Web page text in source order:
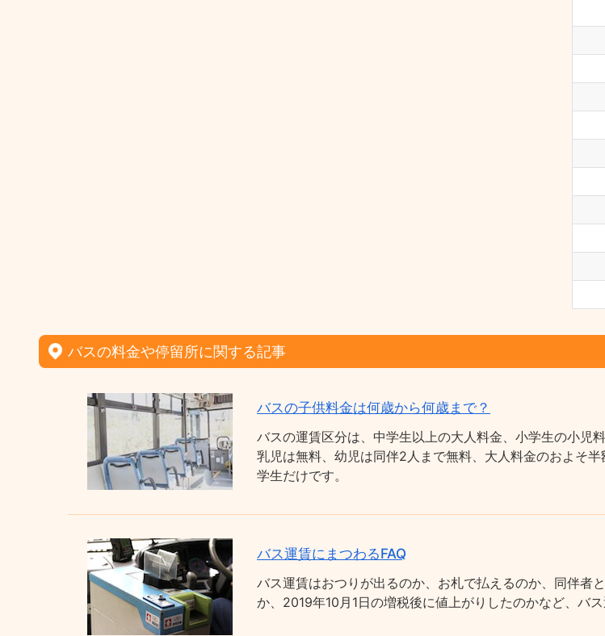
バスの料金や停留所に関する記事
バスの子供料金は何歳から何歳まで？
バスの運賃区分は、中学生以上の大人料金、小学生の小児
乳児は無料、幼児は同伴2人まで無料、大人料金のおよそ
学生だけです。
バス運賃にまつわるFAQ
バス運賃はおつりが出るのか、お札で払えるのか、同伴者
か、2019年10月1日の増税後に値上がりしたのかなど、バ